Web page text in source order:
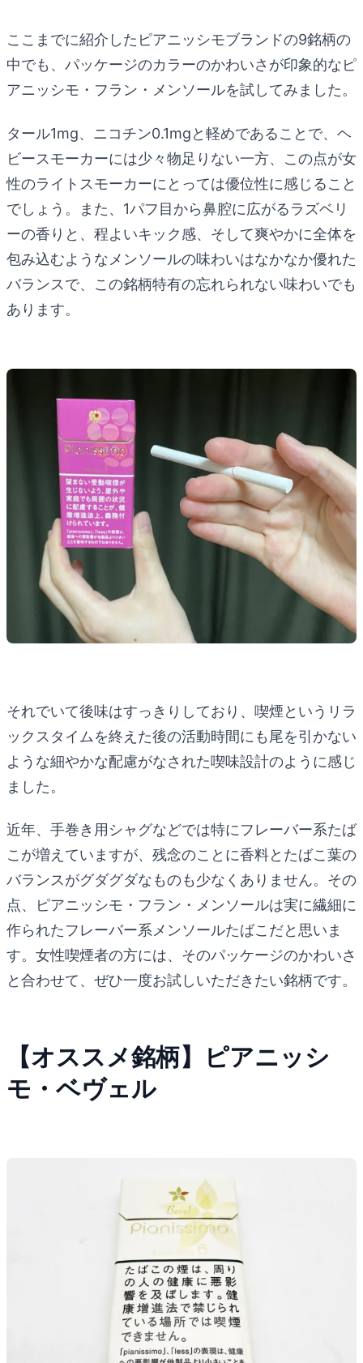
ここまでに紹介したピアニッシモブランドの9銘柄の
中でも、パッケージのカラーのかわいさが印象的なピ
アニッシモ・フラン・メンソールを試してみました。
タール1mg、ニコチン0.1mgと軽めであることで、ヘ
ビースモーカーには少々物足りない一方、この点が女
性のライトスモーカーにとっては優位性に感じること
でしょう。また、1パフ目から鼻腔に広がるラズベリ
ーの香りと、程よいキック感、そして爽やかに全体を
包み込むようなメンソールの味わいはなかなか優れた
バランスで、この銘柄特有の忘れられない味わいでも
あります。
それでいて後味はすっきりしており、喫煙というリラ
ックスタイムを終えた後の活動時間にも尾を引かない
ような細やかな配慮がなされた喫味設計のように感じ
ました。
近年、手巻き用シャグなどでは特にフレーバー系たば
こが増えていますが、残念のことに香料とたばこ葉の
バランスがグダグダなものも少なくありません。その
点、ピアニッシモ・フラン・メンソールは実に繊細に
作られたフレーバー系メンソールたばこだと思いま
す。女性喫煙者の方には、そのパッケージのかわいさ
と合わせて、ぜひ一度お試しいただきたい銘柄です。
【オススメ銘柄】ピアニッシ
モ・ベヴェル